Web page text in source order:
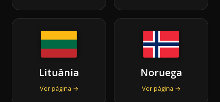
Lituânia
Ver página →
Noruega
Ver página →